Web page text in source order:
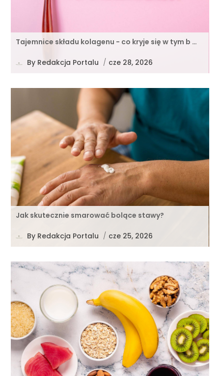
Tajemnice składu kolagenu - co kryje się w tym b …
By Redakcja Portalu / cze 28, 2026
Jak skutecznie smarować bolące stawy?
By Redakcja Portalu / cze 25, 2026